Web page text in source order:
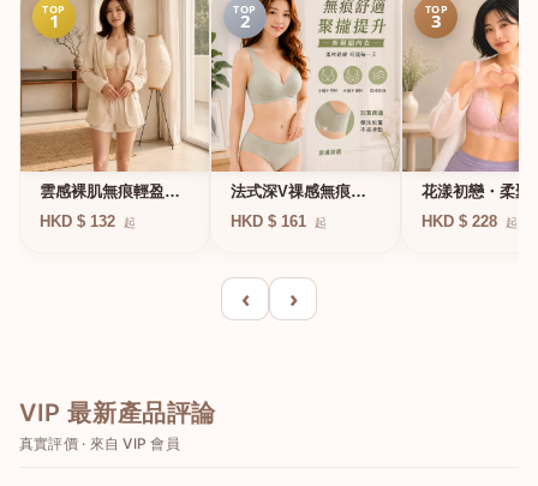
TOP
1
雲感裸肌無痕輕盈無
鋼圈內衣
HKD $ 132 起
TOP
2
法式深V祼感無痕果
凍軟支撐條無鋼圈內
HKD $ 161 起
TOP
3
花漾初戀・柔聚
圈蕾絲內衣
HKD $ 228 起
‹ ›
VIP 最新產品評論
真實評價 · 來自 VIP 會員